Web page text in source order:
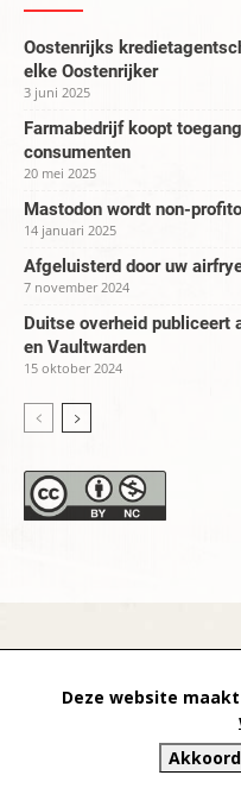
Oostenrijks
elke Oostenrijker
3 juni 2025
Farmabedrijf koopt
consumenten
20 mei 2025
Mastodon wordt non-
14 januari 2025
Afgeluisterd door uw
7 november 2024
Duitse overheid publiceert
en Vaultwarden
15 oktober 2024
Commons»
Website by
Deze website
Akkoord